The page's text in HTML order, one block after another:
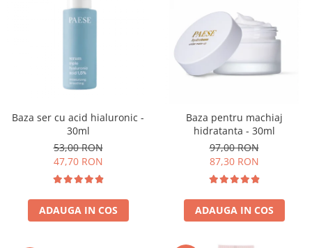
Baza ser cu acid hialuronic -
30ml
53,00 RON
47,70 RON
ADAUGA IN COS
Baza pentru machiaj
hidratanta - 30ml
97,00 RON
87,30 RON
ADAUGA IN COS